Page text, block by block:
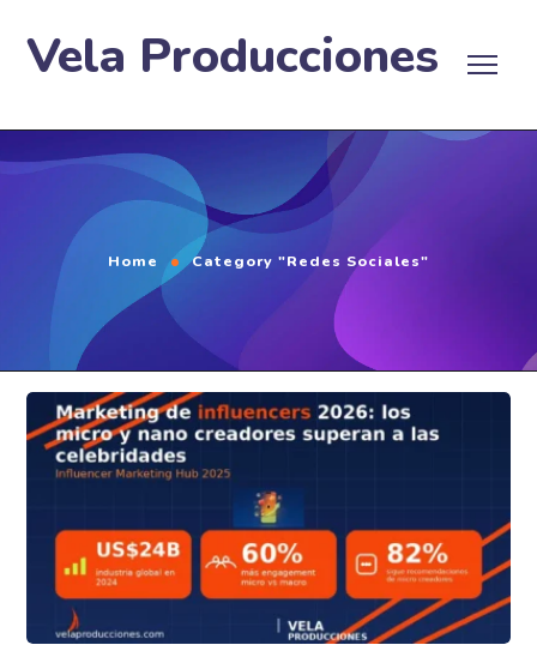
Vela Producciones
Home Category "Redes Sociales"